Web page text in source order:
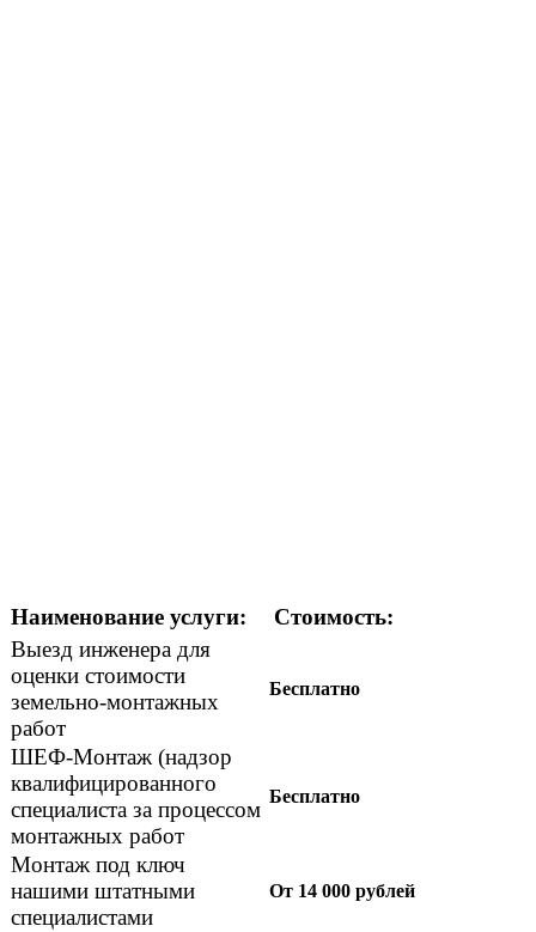
Наименование услуги:
Стоимость:
Выезд инженера для
оценки стоимости
земельно-монтажных
работ
Бесплатно
ШЕФ-Монтаж (надзор
квалифицированного
специалиста за процессом
монтажных работ
Бесплатно
Монтаж под ключ
нашими штатными
специалистами
От 14 000 рублей